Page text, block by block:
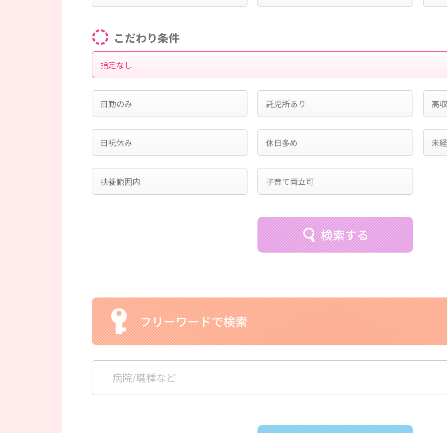
こだわり条件
指定なし
日勤のみ 託児所あり 高
日祝休み 休日多め 未
扶養範囲内 子育て両立可
検索する
フリーワードで検索